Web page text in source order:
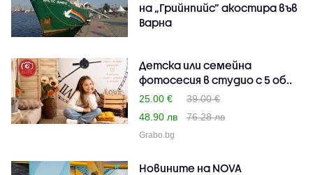
на „Грийнпийс” акостира във
Варна
Детска или семейна
фотосесия в студио с 5 об..
25.00 €
39.00 €
48.90 лв
76.28 лв
Grabo.bg
Новините на NOVA